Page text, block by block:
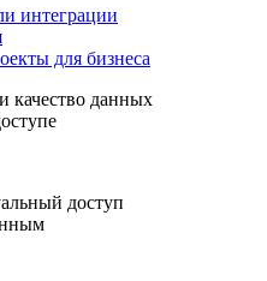
интеграции
для бизнеса
качество данных
доступ